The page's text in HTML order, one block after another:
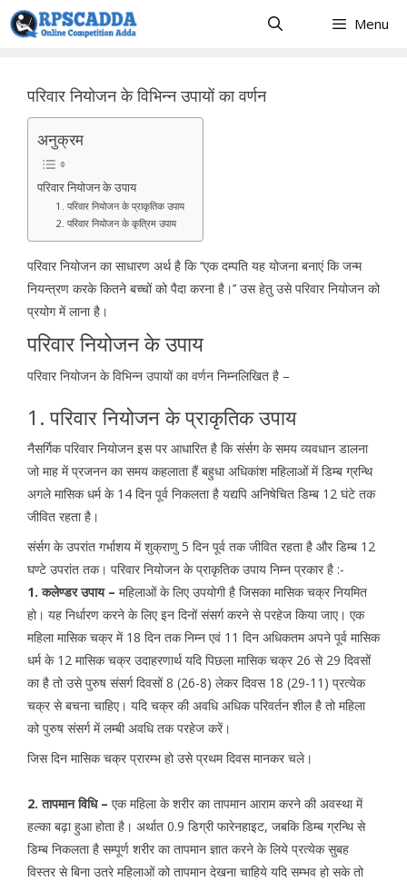
Skip
to
Menu
परिवार नियोजन के विभिन्न उपायों का वर्णन
अनुक्रम
परिवार नियोजन के उपाय
1. परिवार नियोजन के प्राकृतिक उपाय
2. परिवार नियोजन के कृत्रिम उपाय
परिवार नियोजन का साधारण अर्थ है कि ‘‘एक दम्पति यह योजना बनाएं कि जन्म
नियन्त्रण करके कितने बच्चों को पैदा करना है।’’ उस हेतु उसे परिवार नियोजन को
प्रयोग में लाना है।
परिवार नियोजन के उपाय
परिवार नियोजन के विभिन्न उपायों का वर्णन निम्नलिखित है –
1. परिवार नियोजन के प्राकृतिक उपाय
नैसर्गिक परिवार नियोजन इस पर आधारित है कि संर्सग के समय व्यवधान डालना
जो माह में प्रजनन का समय कहलाता हैं बहुधा अधिकांश महिलाओं में डिम्ब ग्रन्थि
अगले मासिक धर्म के 14 दिन पूर्व निकलता है यद्यपि अनिषेचित डिम्ब 12 घंटे तक
जीवित रहता है।
संर्सग के उपरांत गर्भाशय में शुक्राणु 5 दिन पूर्व तक जीवित रहता है और डिम्ब 12
घण्टे उपरांत तक। परिवार नियोजन के प्राकृतिक उपाय निम्न प्रकार है :-
1. कलेण्डर उपाय – महिलाओं के लिए उपयोगी है जिसका मासिक चक्र नियमित
हो। यह निर्धारण करने के लिए इन दिनों संसर्ग करने से परहेज किया जाए। एक
महिला मासिक चक्र में 18 दिन तक निम्न एवं 11 दिन अधिकतम अपने पूर्व मासिक
धर्म के 12 मासिक चक्र उदाहरणार्थ यदि पिछला मासिक चक्र 26 से 29 दिवसों
का है तो उसे पुरुष संसर्ग दिवसों 8 (26-8) लेकर दिवस 18 (29-11) प्रत्येक
चक्र से बचना चाहिए। यदि चक्र की अवधि अधिक परिवर्तन शील है तो महिला
को पुरुष संसर्ग में लम्बी अवधि तक परहेज करें।
जिस दिन मासिक चक्र प्रारम्भ हो उसे प्रथम दिवस मानकर चले।
2. तापमान विधि – एक महिला के शरीर का तापमान आराम करने की अवस्था में
हल्का बढ़ा हुआ होता है। अर्थात 0.9 डिग्री फारेनहाइट, जबकि डिम्ब ग्रन्थि से
डिम्ब निकलता है सम्पूर्ण शरीर का तापमान ज्ञात करने के लिये प्रत्येक सुबह
विस्तर से बिना उतरे महिलाओं को तापमान देखना चाहिये यदि सम्भव हो सके तो